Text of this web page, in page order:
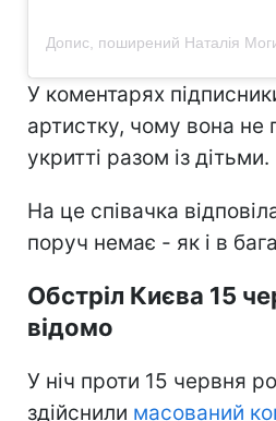
У коментарях
артистку, чому вона не
укритті разом із дітьми.
На це співачка
поруч немає - як і в
Обстріл Києва 15
відомо
У ніч проти 15 червня
здійснили масований